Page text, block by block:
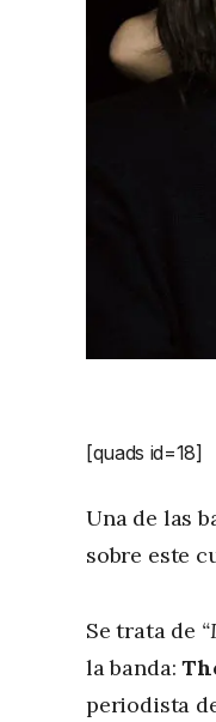
[quads id=18]
Una de las
sobre este
Se trata de
la banda:
periodista